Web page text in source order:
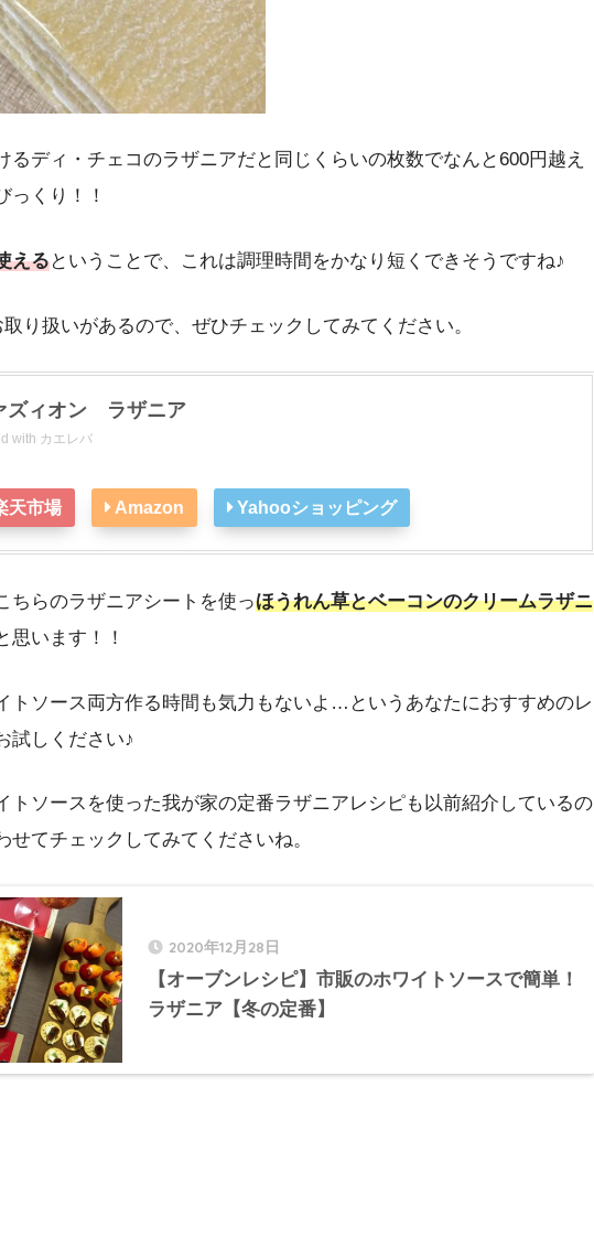
るディ・チェコのラザニアだと同じくらいの枚数でなんと600円越え
っくり！！
えるということで、これは調理時間をかなり短くできそうですね♪
り扱いがあるので、ぜひチェックしてみてください。
ズィオン ラザニア
with カエレバ
天市場 Amazon Yahooショッピング
ちらのラザニアシートを使っほうれん草とベーコンのクリームラザニ
思います！！
トソース両方作る時間も気力もないよ…というあなたにおすすめのレ
試しください♪
トソースを使った我が家の定番ラザニアレシピも以前紹介しているの
せてチェックしてみてくださいね。
2020年12月28日
【オーブンレシピ】市販のホワイトソースで簡単！
ラザニア【冬の定番】